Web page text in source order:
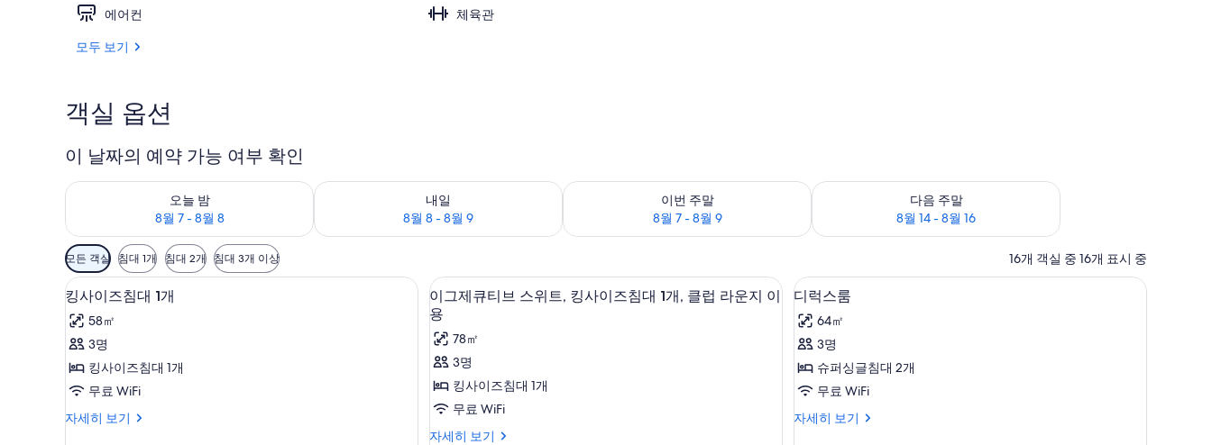
에어컨
체육관
모두 보기
객실 옵션
이 날짜의 예약 가능 여부 확인
오늘 밤
8월 7 - 8월 8
오늘 밤 예약 가능 여부 확인, 8월 7 - 8월 8
내일
8월 8 - 8월 9
내일 예약 가능 여부 확인, 8월 8 - 8월 9
이번 주말
8월 7 - 8월 9
이번 주말 예약 가능 여부 확인, 8월 7 - 8월 9
다음 주말
8월 14 - 8월 16
다음 주말 예약 가능 여부 확인, 8월 14 - 8월 16
객
실
에
사
용
가
능
한
필
터
모든 객실 침대 1개 침대 2개 침대 3개 이상 16개 객실 중 16개 표시 중
킹
사
이
즈
침
1
킹사이즈침대 1개 | 거실 공간 | 위성 채널 시청이 가능한 55인치 TV
4
킹사이즈침대 1개
58㎡
3명
킹사이즈침대 1개
무료 WiFi
자세히 보기
킹
이
그
제
큐
티
브
스
고급 침구, 셀렉트 컴포트 침대, 미니바, 객실 내 금고
4
이그제큐티브 스위트, 킹사이즈침대 1개, 클럽 라운지 이
용
78㎡
3명
킹사이즈침대 1개
무료 WiFi
자세히 보기
이
디
럭
스
룸
사
모
고급 침구, 셀렉트 컴포트 침대, 미니바, 객실 내
6
디럭스룸
64㎡
3명
슈퍼싱글침대 2개
무료 WiFi
자세히 보기
디